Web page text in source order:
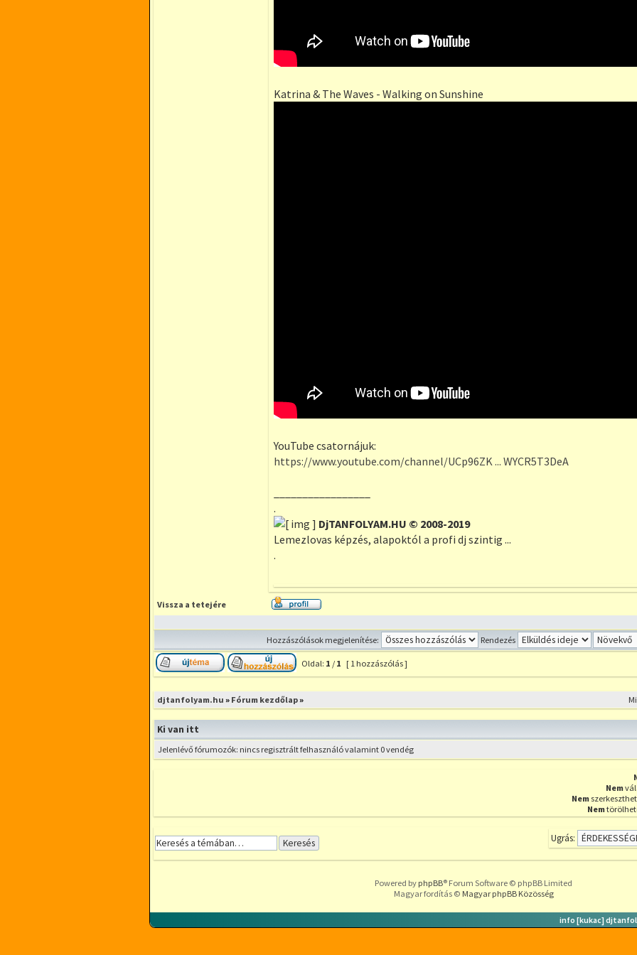
Katrina & The Waves - Walking on Sunshine
YouTube csatornájuk:
https://www.youtube.com/channel/UCp96ZK ... WYCR5T3DeA
.
DjTANFOLYAM.HU © 2008-2019
Lemezlovas képzés, alapoktól a profi dj szintig ...
.
Vissza a tetejére
Profil
Hozzászólások megjelenítése: Rendezés
Új téma nyitása Hozzászólás a témához
Oldal: 1 / 1 [ 1 hozzászólás ]
djtanfolyam.hu » Fórum kezdőlap»
Ki van itt
Jelenlévő fórumozók: nincs regisztrált felhasználó valamint 0 vendég
Nem
Nem
Nem
Ugrás:
Powered by phpBB® Forum Software © phpBB Limited
Magyar fordítás © Magyar phpBB Közösség
info [kukac]